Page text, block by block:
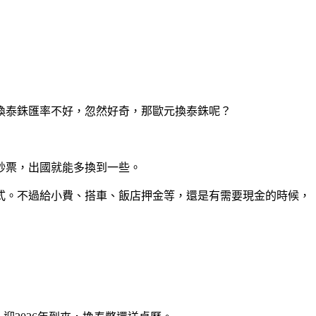
銖匯率不好，忽然好奇，那歐元換泰銖呢？
，出國就能多換到一些。
不過給小費、搭車、飯店押金等，還是有需要現金的時候，